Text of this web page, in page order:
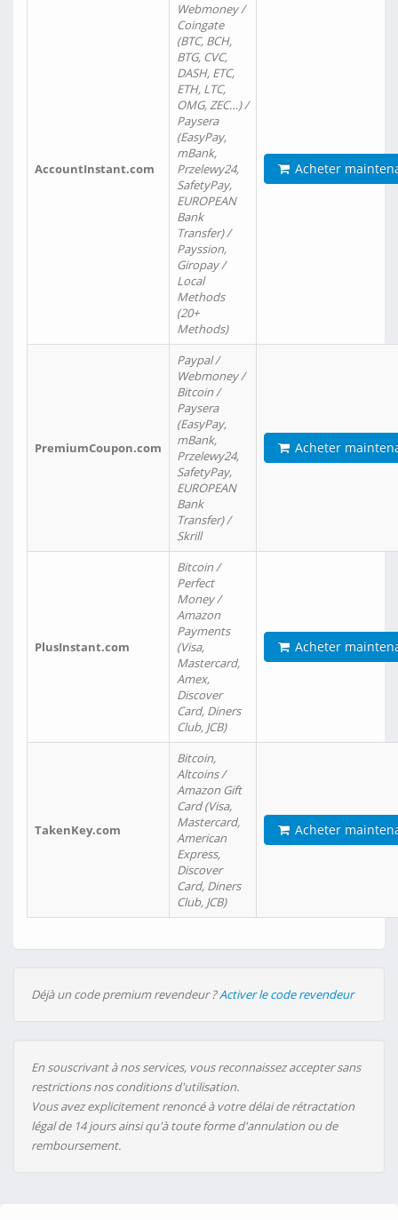
AccountInstant.com
Webmoney /
Coingate
(BTC, BCH,
BTG, CVC,
DASH, ETC,
ETH, LTC,
OMG, ZEC…) /
Paysera
(EasyPay,
mBank,
Przelewy24,
SafetyPay,
EUROPEAN
Bank
Transfer) /
Payssion,
Giropay /
Local
Methods
(20+
Methods)
Acheter
PremiumCoupon.com
Paypal /
Webmoney /
Bitcoin /
Paysera
(EasyPay,
mBank,
Przelewy24,
SafetyPay,
EUROPEAN
Bank
Transfer) /
Skrill
Acheter
PlusInstant.com
Bitcoin /
Perfect
Money /
Amazon
Payments
(Visa,
Mastercard,
Amex,
Discover
Card, Diners
Club, JCB)
Acheter
TakenKey.com
Bitcoin,
Altcoins /
Amazon Gift
Card (Visa,
Mastercard,
American
Express,
Discover
Card, Diners
Club, JCB)
Acheter
Déjà un code premium revendeur ?Activer le code revendeur
En souscrivant à nos services, vous reconnaissez accepter sans
restrictions nos conditions d'utilisation.
Vous avez explicitement renoncé à votre délai de rétractation
légal de 14 jours ainsi qu'à toute forme d'annulation ou de
remboursement.